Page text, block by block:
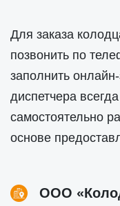
Для заказа
позвонить по
заполнить
диспетчера
самостоятельно
основе
ООО